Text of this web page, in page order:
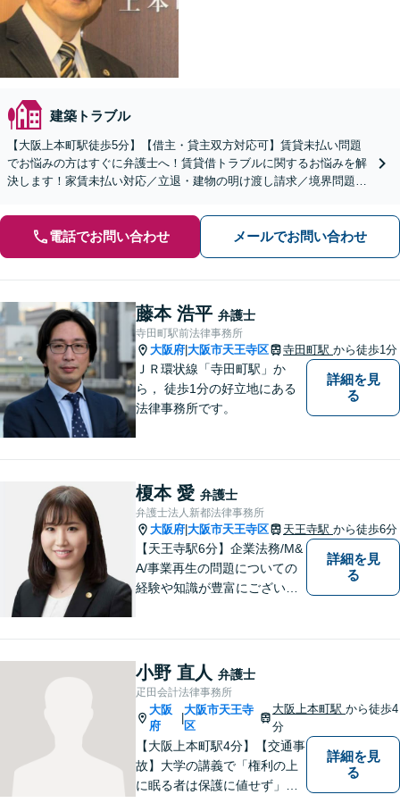
建築トラブル
【大阪上本町駅徒歩5分】【借主・貸主双方対応可】賃貸未払い問題
でお悩みの方はすぐに弁護士へ！賃貸借トラブルに関するお悩みを解
決します！家賃未払い対応／立退・建物の明け渡し請求／境界問題／
電話でお問い合わせ メールでお問い合わせ
藤本 浩平 弁護士
寺田町駅前法律事務所
大阪府 大阪市天王寺区 寺田町駅 から徒歩1分
ＪＲ環状線「寺田町駅」か
ら， 徒歩1分の好立地にある
法律事務所です。
詳細を見
る
榎本 愛 弁護士
弁護士法人新都法律事務所
大阪府 大阪市天王寺区 天王寺駅 から徒歩6分
【天王寺駅6分】企業法務/M&
A/事業再生の問題についての
経験や知識が豊富にございま
ください。
詳細を見
る
小野 直人 弁護士
疋田会計法律事務所
大阪
府
大阪市天王寺
区
大阪上本町駅から徒歩4
分
【大阪上本町駅4分】【交通事
故】大学の講義で「権利の上
に眠る者は保護に値せず」と
詳細を見
る